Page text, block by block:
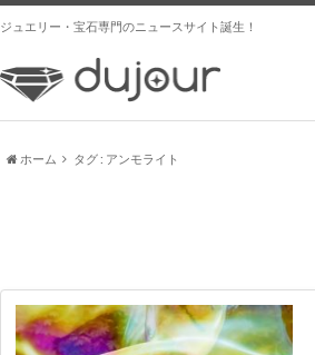
ジュエリー・宝石専門のニュースサイト誕生！
ホーム タグ : アンモライト